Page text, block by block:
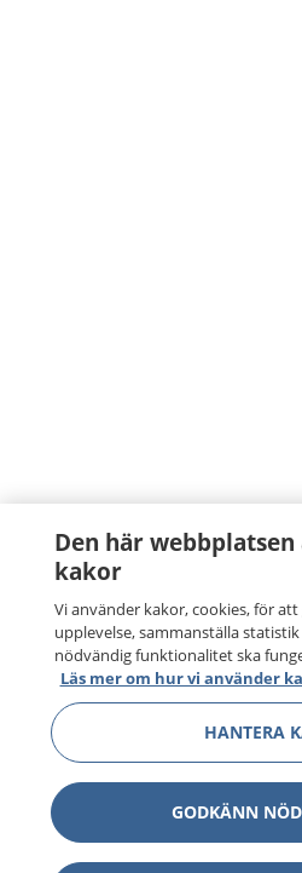
Den här
kakor
Vi använder kakor, cookies, för
upplevelse, sammanställa
nödvändig funktionalitet ska
Läs mer om hur vi använder
HANTERA
GODKÄNN